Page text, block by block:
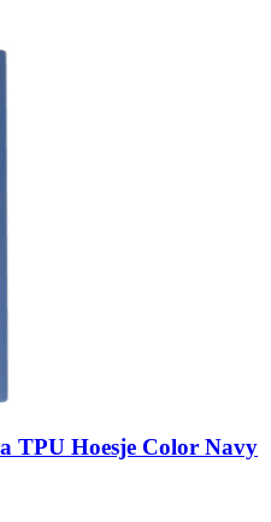
TPU Hoesje Color Navy